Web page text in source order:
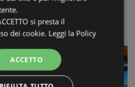
si presta il
dei cookie. Leggi la Policy
ACCETTO